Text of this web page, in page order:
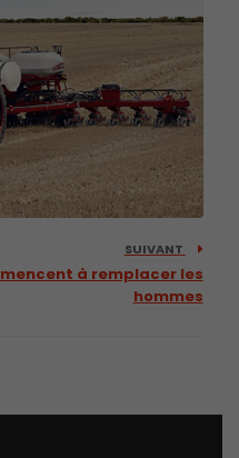
SUIVANT
à remplacer les
hommes